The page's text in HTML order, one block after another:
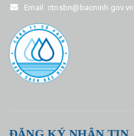
Email: ctnsbn@bacninh.gov.vn